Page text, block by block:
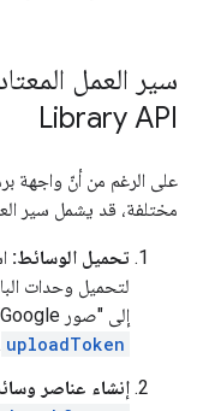
سير العمل
Library API
مختلفة، قد يشمل سير
تحميل الوسائط:
لتحميل وحدات
إلى "صور Google". تؤدي هذه الخطوة إلى إنشاء
uploadToken
إنشاء عناصر